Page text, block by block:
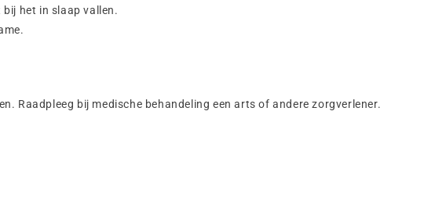
het in slaap vallen.
Raadpleeg bij medische behandeling een arts of andere zorgverlener.